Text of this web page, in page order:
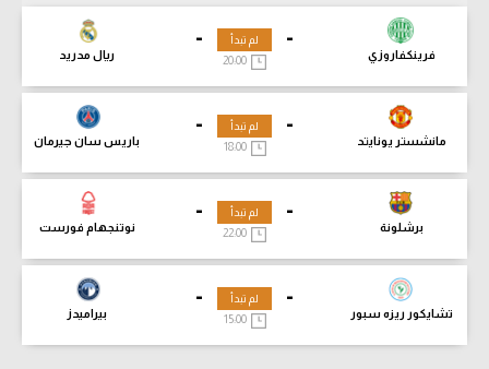
-
فرينكفاروزي
-
ريال مدريد
لم تبدأ
-
مانشستر يونايتد
-
باريس سان جيرمان
لم تبدأ
18:00
-
برشلونة
-
نوتنجهام فورست
لم تبدأ
-
تشايكور ريزه سبور
-
بيراميدز
لم تبدأ
15:00